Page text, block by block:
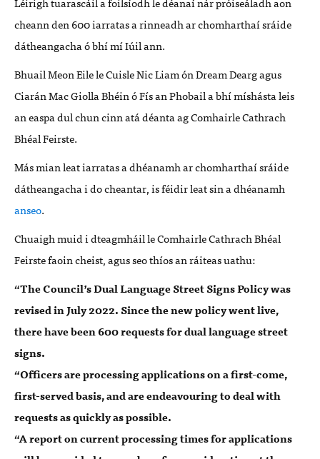
cheann den 600 iarratas a rinneadh ar chomharthaí sráide
dátheangacha ó bhí mí Iúil ann.
Bhuail Meon Eile le Cuisle Nic Liam ón Dream Dearg agus
Ciarán Mac Giolla Bhéin ó Fís an Phobail a bhí míshásta leis
an easpa dul chun cinn atá déanta ag Comhairle Cathrach
Bhéal Feirste.
Más mian leat iarratas a dhéanamh ar chomharthaí sráide
dátheangacha i do cheantar, is féidir leat sin a dhéanamh
anseo.
Chuaigh muid i dteagmháil le Comhairle Cathrach Bhéal
Feirste faoin cheist, agus seo thíos an ráiteas uathu:
“The Council’s Dual Language Street Signs Policy was
revised in July 2022. Since the new policy went live,
there have been 600 requests for dual language street
signs.
“Officers are processing applications on a first-come,
first-served basis, and are endeavouring to deal with
requests as quickly as possible.
“A report on current processing times for applications